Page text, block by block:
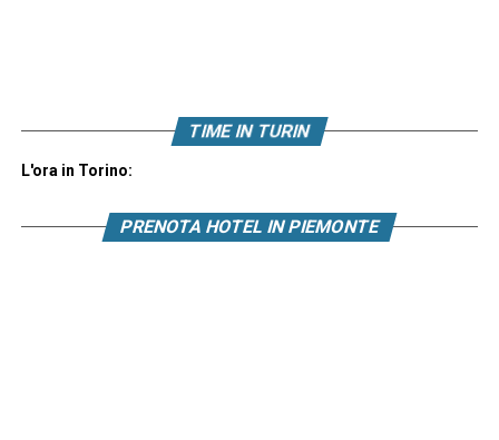
TIME IN TURIN
L'ora in Torino:
PRENOTA HOTEL IN PIEMONTE